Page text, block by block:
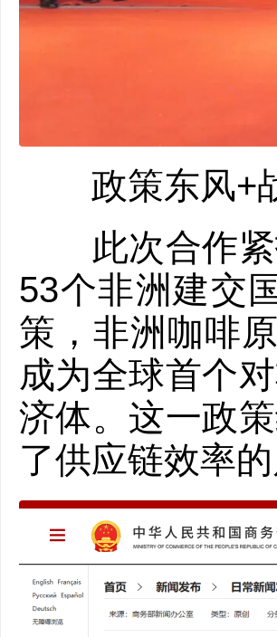
政策东风+战
此次合作紧
53个非洲建交
策，非洲咖啡
成为全球首个
济体。这一政
了供应链效率的